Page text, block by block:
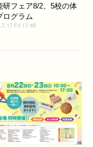
研フェア8/2、5校の体
ログラム
Fri 17:45